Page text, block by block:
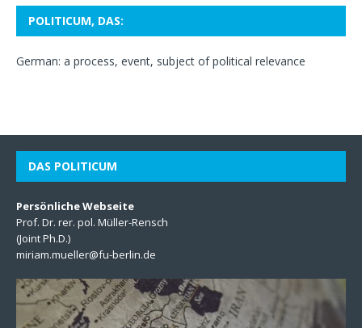
POLITICUM, DAS:
German: a process, event, subject of political relevance
DAS POLITICUM
Persönliche Webseite
Prof. Dr. rer. pol. Müller-Rensch
(Joint Ph.D.)
miriam.mueller@fu-berlin.de